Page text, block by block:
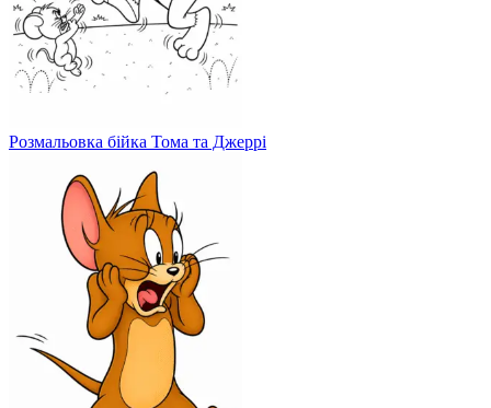
Розмальовка бійка Тома та Джеррі